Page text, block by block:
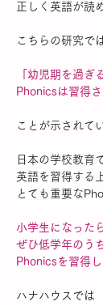
正しく英語が読
こちらの研究で
「幼児期を過ぎ
Phonicsは習得
ことが示されて
日本の学校教育
英語を習得する
とても重要な
小学生になった
ぜひ低学年のう
Phonicsを習得し
ハナハウスでは